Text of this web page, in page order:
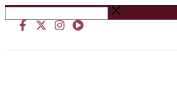
Ir
al
contenido
Buscar
…